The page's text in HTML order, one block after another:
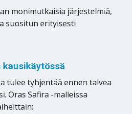
monimutkaisia järjestelmiä,
suositun erityisesti
tulee tyhjentää ennen talvea
Oras Safira -malleissa